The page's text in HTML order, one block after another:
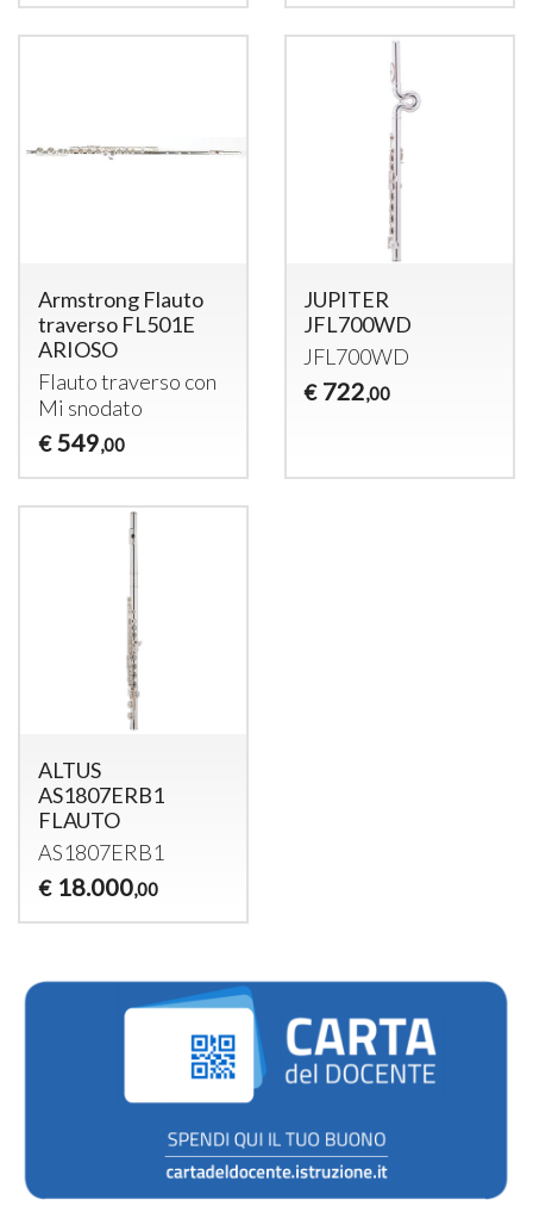
Armstrong Flauto
traverso FL501E
ARIOSO
Flauto traverso con
Mi snodato
€ 549,00
JUPITER
JFL700WD
JFL700WD
€ 722,00
ALTUS
AS1807ERB1
FLAUTO
AS1807ERB1
€ 18.000,00